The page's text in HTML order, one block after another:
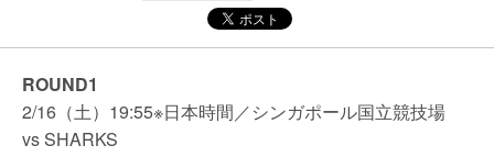
ROUND1
2/16（土）19:55※日本時間／シンガポール国立競技場
vs SHARKS